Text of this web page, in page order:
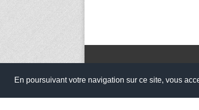
En poursuivant votre navigation sur ce site, vous
Collège Cousteau